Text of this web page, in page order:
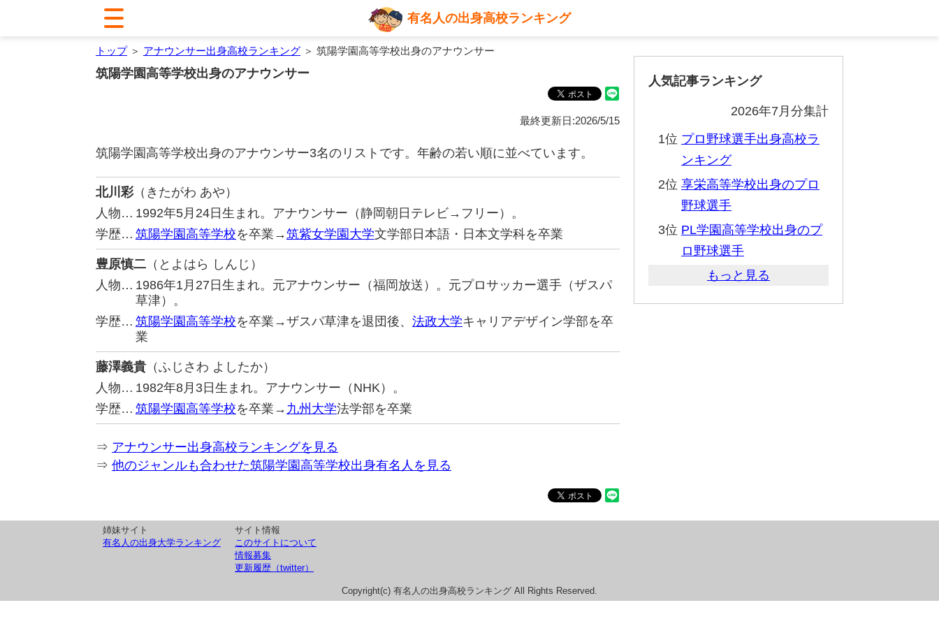
有名人の出身高校ランキング
トップ＞ アナウンサー出身高校ランキング ＞ 筑陽学園高等学校出身のアナウンサー
筑陽学園高等学校出身のアナウンサー
最終更新日:2026/5/15
筑陽学園高等学校出身のアナウンサー3名のリストです。年齢の若い順に並べています。
北川彩（きたがわ あや）
人物… 1992年5月24日生まれ。アナウンサー（静岡朝日テレビ→フリー）。
学歴… 筑陽学園高等学校を卒業→筑紫女学園大学文学部日本語・日本文学科を卒業
豊原慎二 （とよはら しんじ）
人物… 1986年1月27日生まれ。元アナウンサー（福岡放送）。元プロサッカー選手（ザスパ
草津）。
学歴… 筑陽学園高等学校を卒業→ザスパ草津を退団後、 法政大学キャリアデザイン学部を卒
業
藤澤義貴 （ふじさわ よしたか）
人物… 1982年8月3日生まれ。アナウンサー（NHK）。
学歴… 筑陽学園高等学校を卒業→ 九州大学法学部を卒業
⇒ アナウンサー出身高校ランキングを見る
⇒ 他のジャンルも合わせた筑陽学園高等学校出身有名人を見る
人気記事ランキング
2026年7月分集計
1位 プロ野球選手出身高校ラ
ンキング
2位 享栄高等学校出身のプロ
野球選手
3位 PL学園高等学校出身のプ
ロ野球選手
もっと見る
姉妹サイト
有名人の出身大学ランキング
サイト情報
このサイトについて
情報募集
更新履歴（twitter）
Copyright(c) 有名人の出身高校ランキング All Rights Reserved.